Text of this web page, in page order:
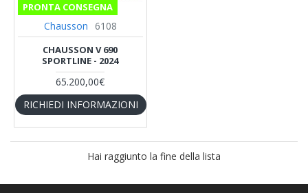
PRONTA CONSEGNA
Chausson 6108
CHAUSSON V 690
SPORTLINE - 2024
65.200,00€
RICHIEDI INFORMAZIONI
Hai raggiunto la fine della lista